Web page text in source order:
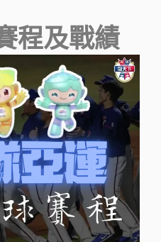
程及戰績